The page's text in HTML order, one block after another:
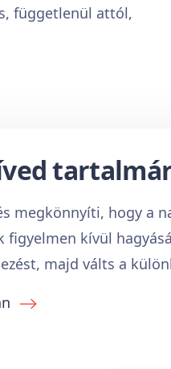
függetlenül attól,
megkönnyíti, hogy a
figyelmen kívül
majd válts a